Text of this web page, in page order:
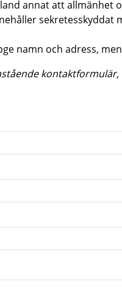
annat att allmänhet
sekretesskyddat
namn och adress,